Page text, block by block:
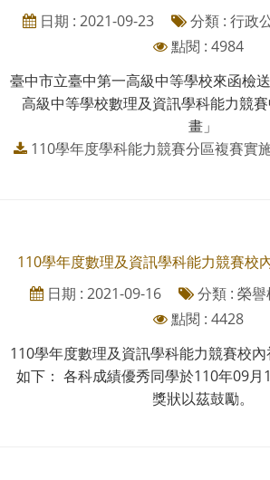
日期 : 2021-09-23
分類 : 行政
點閱 : 4984
臺中市立臺中第一高級中等學校來函檢
高級中等學校數理及資訊學科能力競
畫」
110學年度學科能力競賽分區複賽實
110學年度數理及資訊學科能力競賽校
日期 : 2021-09-16
分類 : 榮譽
點閱 : 4428
110學年度數理及資訊學科能力競賽校內
如下： 各科成績優秀同學於110年09月
獎狀以茲鼓勵。